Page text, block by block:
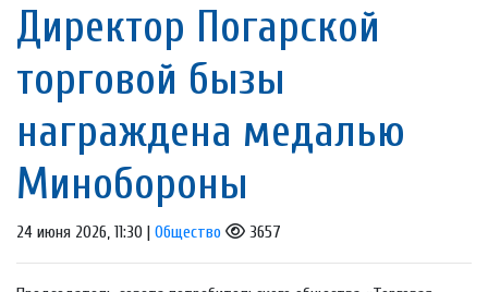
Директор Погарской
торговой бызы
награждена медалью
Минобороны
24 июня 2026, 11:30 | Общество 3657